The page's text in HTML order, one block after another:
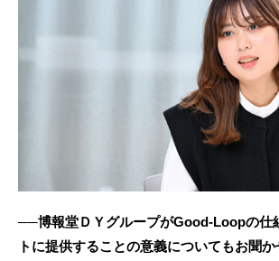
──博報堂ＤＹグループがGood-Loopの仕
トに提供することの意義についてもお聞か